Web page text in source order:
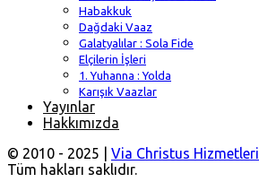
Habakkuk
Dağdaki Vaaz
Galatyalılar : Sola Fide
Elçilerin İşleri
1. Yuhanna : Yolda
Karışık Vaazlar
Yayınlar
Hakkımızda
© 2010 - 2025 | Via Christus Hizmetleri
Tüm hakları saklıdır.